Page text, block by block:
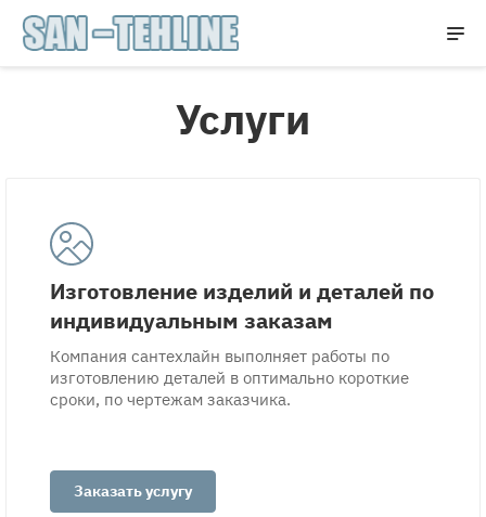
Услуги
Изготовление изделий и деталей по
индивидуальным заказам
Компания сантехлайн выполняет работы по
изготовлению деталей в оптимально короткие
сроки, по чертежам заказчика.
Заказать услугу